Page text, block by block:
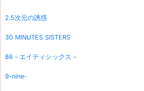
2.5次元の誘惑
30 MINUTES SISTERS
86－エイティシックス－
9-nine-